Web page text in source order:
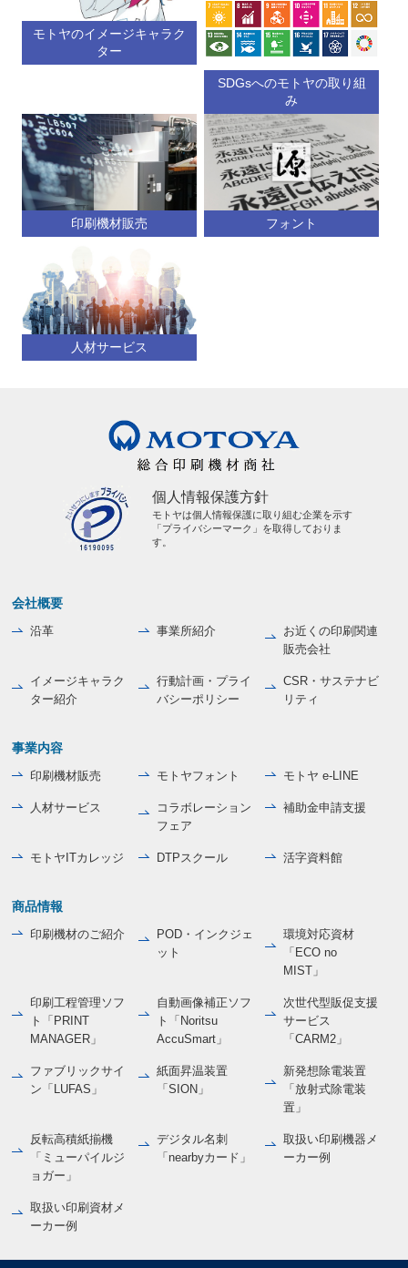
モトヤのイメージキャラク
ター
SDGsへのモトヤの取り組
み
印刷機材販売 フォント
人材サービス
個人情報保護方針
モトヤは個人情報保護に取り組む企業を示す
「プライバシーマーク」を取得しておりま
す。
会社概要
沿革 事業所紹介
お近くの印刷関連
販売会社
イメージキャラク
ター紹介
行動計画・プライ
バシーポリシー
CSR・サステナビ
リティ
事業内容
印刷機材販売 モトヤフォント モトヤ e-LINE
人材サービス
コラボレーション
フェア
補助金申請支援
モトヤITカレッジ DTPスクール 活字資料館
商品情報
印刷機材のご紹介
POD・インクジェ
ット
環境対応資材
「ECO no
MIST」
印刷工程管理ソフ
ト「PRINT
MANAGER」
自動画像補正ソフ
ト「Noritsu
AccuSmart」
次世代型販促支援
サービス
「CARM2」
ファブリックサイ
ン「LUFAS」
紙面昇温装置
「SION」
新発想除電装置
「放射式除電装
置」
反転高積紙揃機
「ミューパイルジ
ョガー」
デジタル名刺
「nearbyカード」
取扱い印刷機器メ
ーカー例
取扱い印刷資材メ
ーカー例